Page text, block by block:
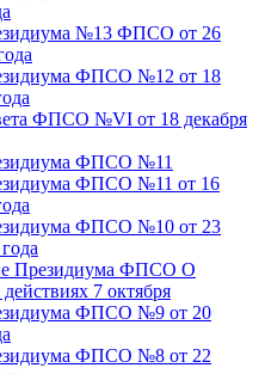
№13 ФПСО от 26
ФПСО №12 от 18
ФПСО №VI от 18 декабря
ФПСО №11
ФПСО №11 от 16
ФПСО №10 от 23
Президиума ФПСО О
7 октября
ФПСО №9 от 20
ФПСО №8 от 22